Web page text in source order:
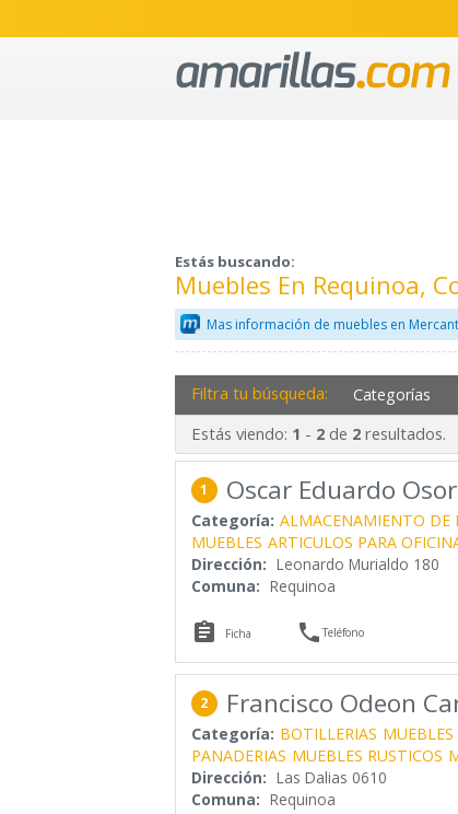
Estás buscando:
Muebles En Requinoa,
Mas información de muebles en
Filtra tu búsqueda: Categorías
Estás viendo: 1 - 2de 2resultados.
1 Oscar Eduardo
Categoría: ALMACENAMIENTO DE
MUEBLES ARTICULOS PARA
Dirección: Leonardo Murialdo 180
Comuna: Requinoa
 Ficha Teléfono
2 Francisco Odeon
Categoría: BOTILLERIAS MUEBLES
PANADERIAS MUEBLES RUSTICOS
Dirección: Las Dalias 0610
Comuna: Requinoa